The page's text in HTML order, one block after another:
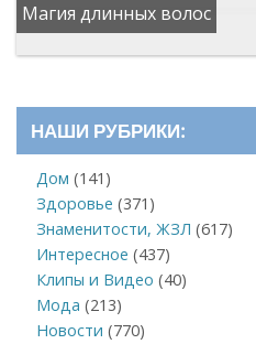
Магия длинных волос
НАШИ РУБРИКИ:
Дом (141)
Здоровье (371)
Знаменитости, ЖЗЛ (617)
Интересное (437)
Клипы и Видео (40)
Мода (213)
Новости (770)